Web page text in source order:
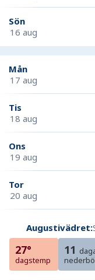
Sön
16 aug
Mån
17 aug
Tis
18 aug
Ons
19 aug
Tor
20 aug
Augustivädret:
27°
dagstemp
11